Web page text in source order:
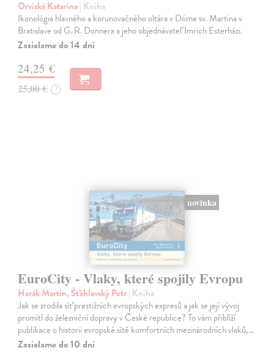
Orviská Katarína| Kniha
Ikonológia hlavného a korunovačného oltára v Dóme sv. Martina v
Bratislave od G. R. Donnera a jeho objednávateľ Imrich Esterházi.
Zasielame do 14 dní
24,25 €
25,00 € ?
novinka
EuroCity - Vlaky, které spojily Evropu
Harák Martin, Šťáhlavský Petr| Kniha
Jak se zrodila síť prestižních evropských expresů a jak se její vývoj
promítl do železniční dopravy v České republice? To vám přiblíží
publikace o historii evropské sítě komfortních mezinárodních vlaků,…
Zasielame do 10 dní